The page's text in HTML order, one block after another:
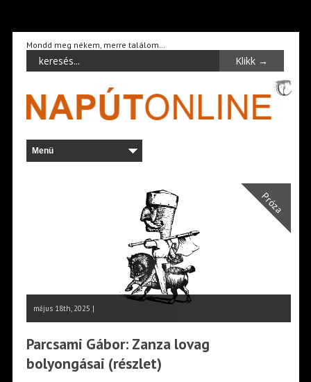
Mondd meg nékem, merre találom…
Próza
május 18th, 2025 |
Parcsami Gábor: Zanza lovag
bolyongásai (részlet)